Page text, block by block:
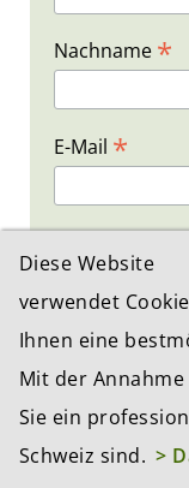
Nachname *
E-Mail *
Diese Website
verwendet
Ihnen eine
Mit der
Sie ein
Schweiz sind. >